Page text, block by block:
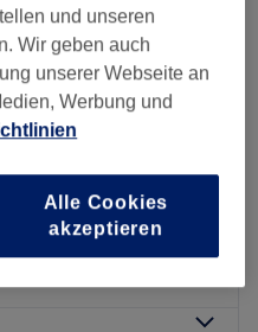
Auf Karte anzeigen
und unseren
Wir geben auch
unserer Webseite an
Werbung und
Alle Cookies
akzeptieren